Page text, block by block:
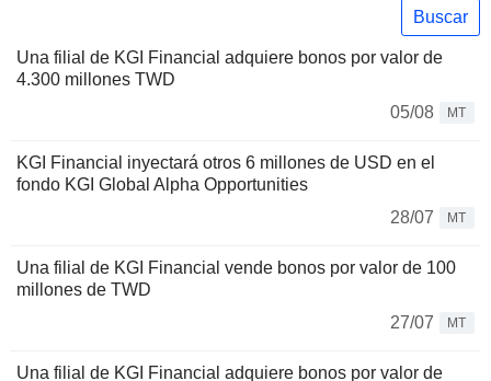
Buscar
Una filial de KGI Financial adquiere bonos por valor de
4.300 millones TWD
05/08
MT
KGI Financial inyectará otros 6 millones de USD en el
fondo KGI Global Alpha Opportunities
28/07
MT
Una filial de KGI Financial vende bonos por valor de 100
millones de TWD
27/07
MT
Una filial de KGI Financial adquiere bonos por valor de